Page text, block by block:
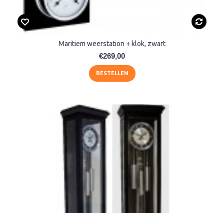
Maritiem weerstation + klok, zwart
€269,00
BESTELLEN